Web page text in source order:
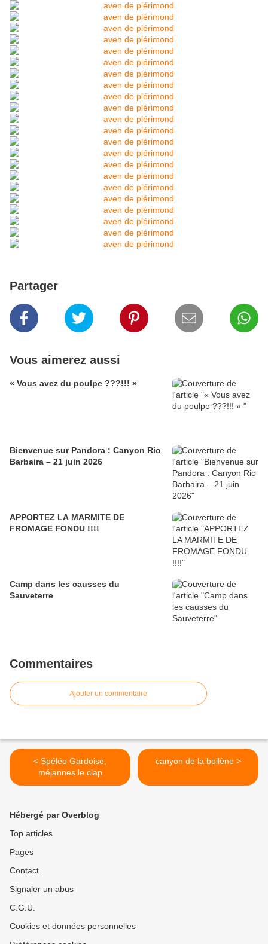
Partager
Vous aimerez aussi
« Vous avez du poulpe ???!!! »
Bienvenue sur Pandora : Canyon Rio
Barbaira – 21 juin 2026
APPORTEZ LA MARMITE DE
FROMAGE FONDU !!!!
Camp dans les causses du
Sauveterre
Commentaires
Ajouter un commentaire
< Spéléo Gardoise,
méjannes le clap
canyon de la bollène >
Hébergé par Overblog
Top articles
Pages
Contact
Signaler un abus
C.G.U.
Cookies et données personnelles